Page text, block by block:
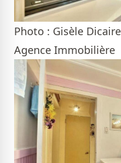
Photo : Gisèle
Agence Immobilière